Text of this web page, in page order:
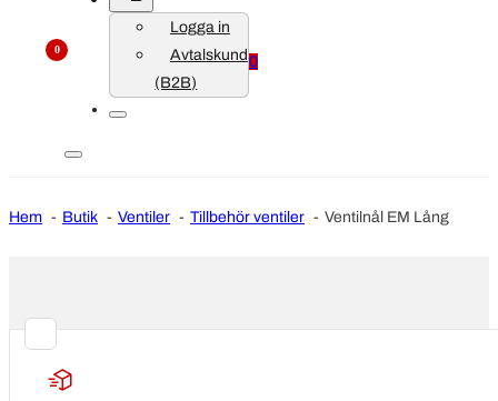
Logga in
Avtalskund
(B2B)
0
0
Hem Butik Ventiler Tillbehör ventiler Ventilnål EM Lång